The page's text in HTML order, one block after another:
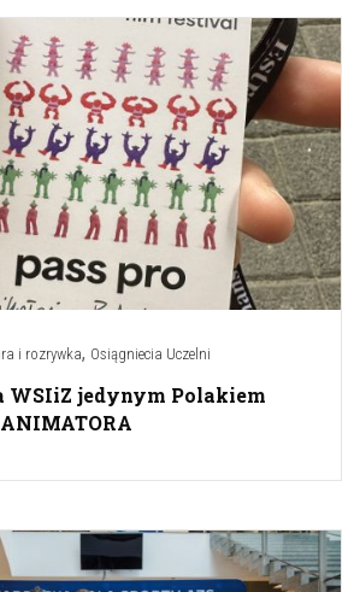
i rozrywka, Osiągniecia Uczelni
WSIiZ jedynym Polakiem